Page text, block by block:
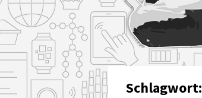
Schlagwort: